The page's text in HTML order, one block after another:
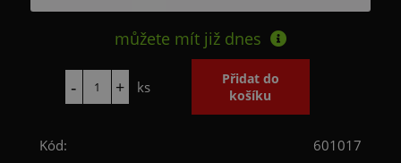
můžete mít již dnes
ks
Kód: 601017